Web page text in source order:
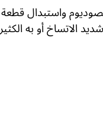
واستبدال
الاتساخ أو به